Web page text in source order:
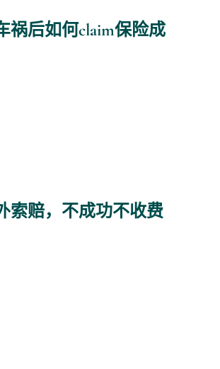
祸后如何claim保险成
索赔，不成功不收费